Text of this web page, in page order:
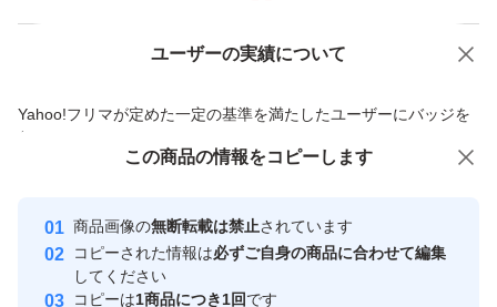
ユーザーの実績について
Yahoo!フリマが定めた一定の基準を満たしたユーザーにバッジを
付与しています
安心取引出品者
心・安全なユーザーです
取引実績
価格の相談 商品への質問
この商品の情報をコピーします
商品画像の無断転載は禁止されています
コピーされた情報は必ずご自身の商品に合わせて編集
してください
コピーは1商品につき1回です
この商品をみている人にオススメ